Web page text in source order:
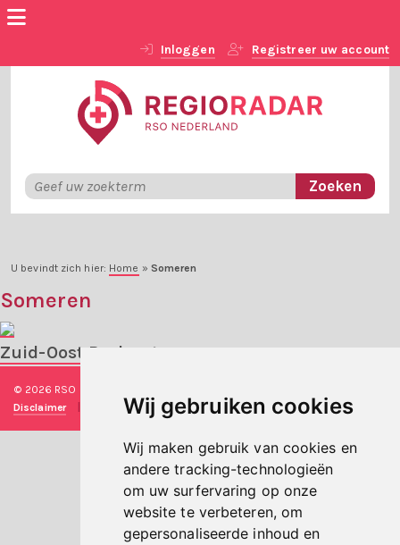
Wij gebruiken cookies
Wij maken gebruik van cookies en
andere tracking-technologieën
om uw surfervaring op onze
website te verbeteren, om
gepersonaliseerde inhoud en
Inloggen Registreer uw account
U bevindt zich hier: Home » Someren
Someren
Zuid-Oost Brabant
© 2026 RSO Nederland
Disclaimer
Privacy verklaring | Technische realisatieSieronline B.V.